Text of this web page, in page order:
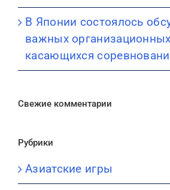
В Японии состоялось
важных
касающихся
Свежие комментарии
Рубрики
Азиатские игры